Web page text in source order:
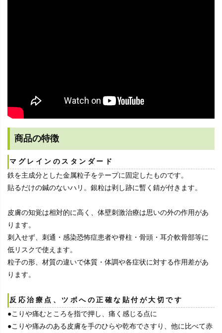
商品の特徴
マグレインのスタンダード
鉄を主成分とした金属粒子をテープに固定したものです。
貼るだけの鍼のないハリ。銀粒は剥し跡に暫く錆が付きます。
皮膚の知覚は相対的に高く、体壁刺激治療は思いの外の作用があ
ります。
刺入せず、刺通・感染恐怖症患者や脊柱・骨頭・耳介軟骨部等に
低リスクで使えます。
粒子の形、材質の違いで体質・体調や各症状に対する作用差があ
ります。
反応治療点、ツボへの正確な貼付が大切です
●こりや痛むところを指で押し、痛く感じる点に
●こりや痛みのある皮膚を手のひらや乾布でさすり、他に比べて赤